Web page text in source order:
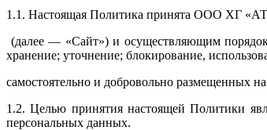
1.1. Настоящая Политика принята ООО ХГ
(далее — «Сайт») и осуществляющим порядок
хранение; уточнение; блокирование,
самостоятельно и добровольно размещенных
1.2. Целью принятия настоящей Политики
персональных данных.